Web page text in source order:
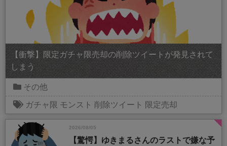
【衝撃】限定ガチャ限売却の削除ツイートが発見されて
しまう
その他
ガチャ限 モンスト 削除ツイート 限定売却
2026/08/05
【驚愕】ゆきまるさんのラストで嫌な予